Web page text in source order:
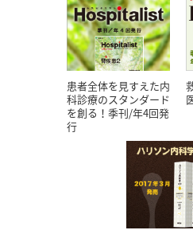
患者全体を見すえた内
科診療のスタンダード
を創る！季刊/年4回発
行